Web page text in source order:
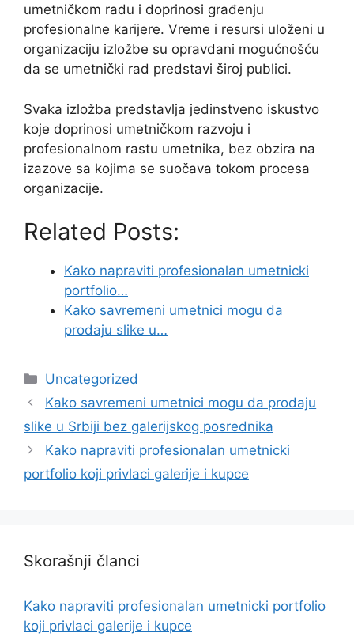
umetničkom radu i doprinosi građenju
profesionalne karijere. Vreme i resursi uloženi u
organizaciju izložbe su opravdani mogućnošću
da se umetnički rad predstavi široj publici.
Svaka izložba predstavlja jedinstveno iskustvo
koje doprinosi umetničkom razvoju i
profesionalnom rastu umetnika, bez obzira na
izazove sa kojima se suočava tokom procesa
organizacije.
Related Posts:
Kako napraviti profesionalan umetnicki
portfolio…
Kako savremeni umetnici mogu da
prodaju slike u…
Categories
Uncategorized
Kako savremeni umetnici mogu da prodaju
slike u Srbiji bez galerijskog posrednika
Kako napraviti profesionalan umetnicki
portfolio koji privlaci galerije i kupce
Skorašnji članci
Kako napraviti profesionalan umetnicki portfolio
koji privlaci galerije i kupce